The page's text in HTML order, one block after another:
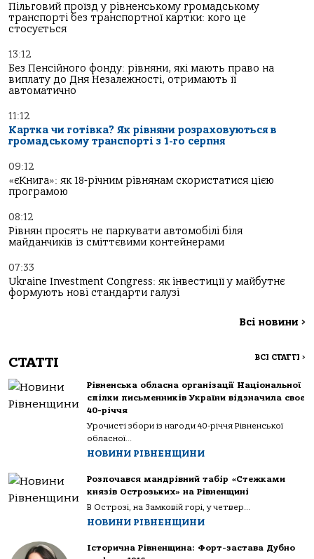
Пільговий проїзд у рівненському громадському
транспорті без транспортної картки: кого це
стосується
13:12
Без Пенсійного фонду: рівняни, які мають право на
виплату до Дня Незалежності, отримають її
автоматично
11:12
Картка чи готівка? Як рівняни розраховуються в
громадському транспорті з 1-го серпня
09:12
«єКнига»: як 18-річним рівнянам скористатися цією
програмою
08:12
Рівнян просять не паркувати автомобілі біля
майданчиків із сміттєвими контейнерами
07:33
Ukraine Investment Congress: як інвестиції у майбутнє
формують нові стандарти галузі
Всі новини >
СТАТТІ ВСІ СТАТТІ >
Рівненська обласна організації Національної
спілки письменників України відзначила своє
40-річчя
Урочисті збори із нагоди 40-річчя Рівненської
обласної...
НОВИНИ РІВНЕНЩИНИ
Розпочався мандрівний табір «Стежками
князів Острозьких» на Рівненщині
В Острозі, на Замковій горі, у четвер...
НОВИНИ РІВНЕНЩИНИ
Історична Рівненщина: Форт-застава Дубно